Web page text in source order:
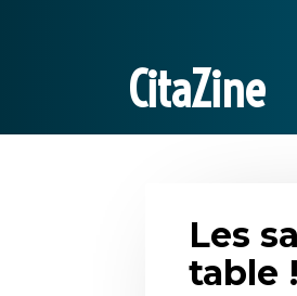
CitaZine
Les
table !